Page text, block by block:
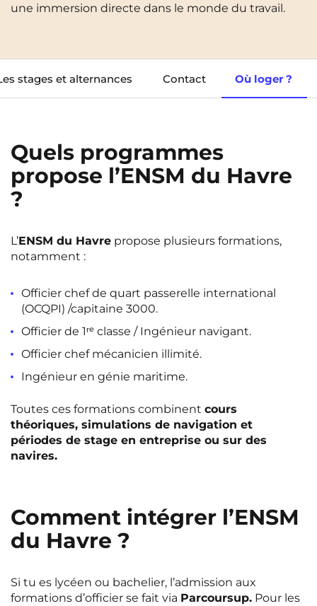
Voir toutes les villes
Lomme Lyon
Noisy-Le-Grand Orly
Palaiseau
Rennes Rouen
Saint-Ouen NEW!
Toulouse NEW! Tours
Valenciennes Vichy
Villejuif
une immersion directe dans le monde du travail.
stages et alternances Contact Où loger ?
Quels programmes
propose l’ENSM du Havre
?
L’ENSM du Havre propose plusieurs formations,
notamment :
Officier chef de quart passerelle international
(OCQPI) /capitaine 3000.
Officier de 1ʳᵉ classe / Ingénieur navigant.
Officier chef mécanicien illimité.
Ingénieur en génie maritime.
Toutes ces formations combinent cours
théoriques, simulations de navigation et
périodes de stage en entreprise ou sur des
navires.
Comment intégrer l’ENSM
du Havre ?
Si tu es lycéen ou bachelier, l’admission aux
formations d’officier se fait via Parcoursup. Pour les